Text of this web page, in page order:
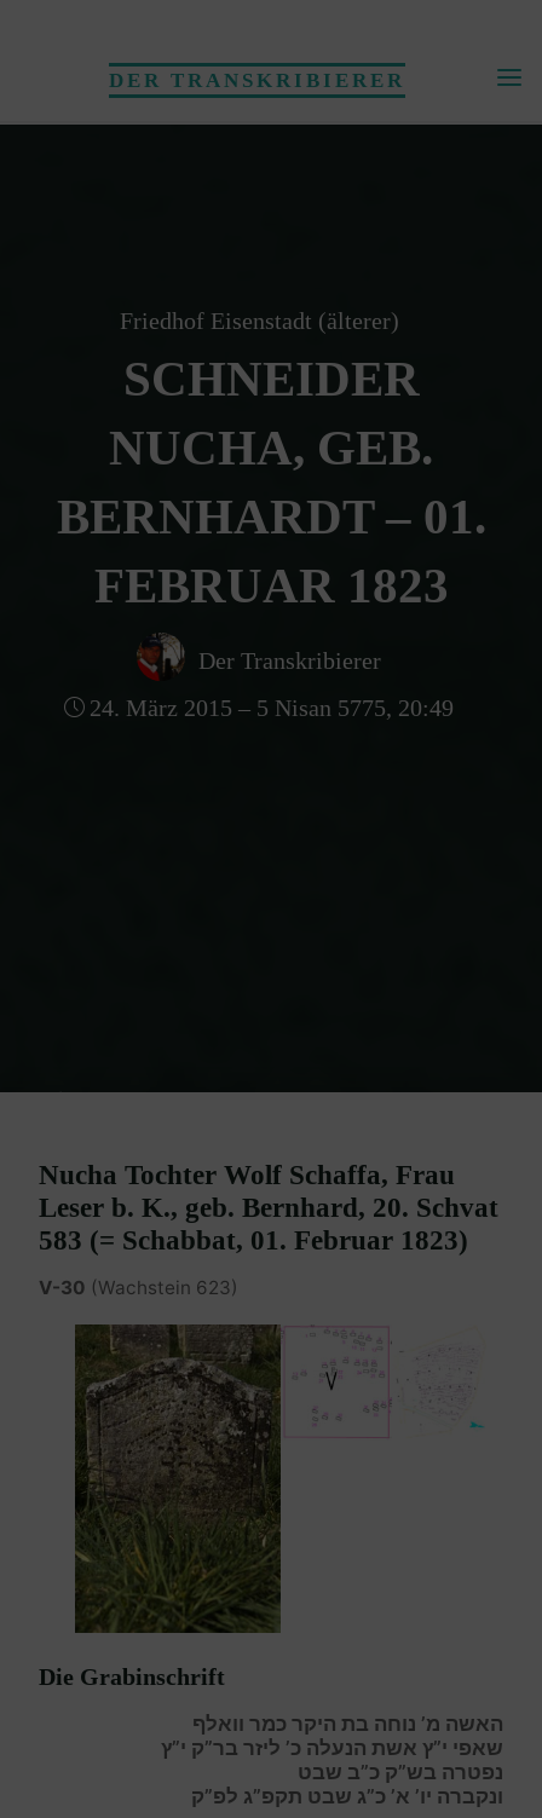
DER TRANSKRIBIERER
Friedhof Eisenstadt (älterer)
SCHNEIDER
NUCHA, GEB.
BERNHARDT – 01.
FEBRUAR 1823
Der Transkribierer
24. März 2015 – 5 Nisan 5775, 20:49
Home
Nucha Tochter Wolf Schaffa, Frau
Leser b. K., geb. Bernhard, 20. Schvat
583 (= Schabbat, 01. Februar 1823)
V-30 (Wachstein 623)
Die Grabinschrift
האשה מ’ נוחה בת היקר כמר וואלף
שאפי י”ץ אשת הנעלה כ’ ליזר בר”ק י”ץ
נפטרה בש”ק כ”ב שבט
ונקברה יו’ א’ כ”ג שבט תקפ”ג לפ”ק